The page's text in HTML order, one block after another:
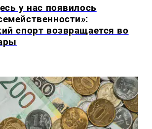
у нас появилось
спорт возвращается во